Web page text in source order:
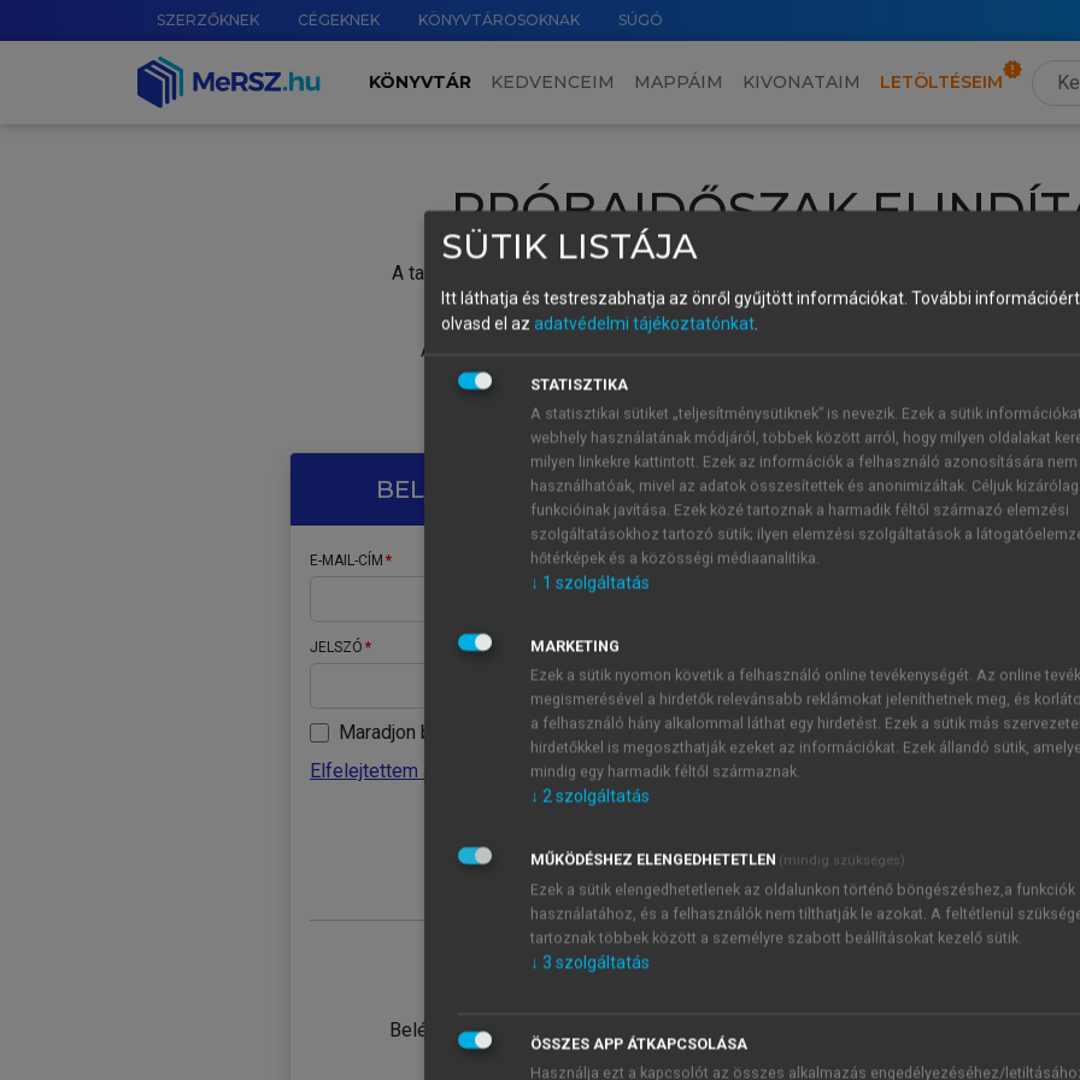
SZERZŐKNEK CÉGEKNEK KÖNYVTÁROSOKNAK SÚGÓ
KÖNYVTÁR KEDVENCEIM MAPPÁIM KIVONATAIM LETÖLTÉSEIM
PRÓBAIDŐSZAK
A tartalom megtekintéséhez lépj be a saját fiókoddal, iskolai azonosítóddal vagy
Új felhasználóként1 óra díjmentes hozzáférésrevagy
A próbaidőszak elindításához,
vagy hozz
A regisztráció után a
BELÉPÉS SAJÁT FIÓKKAL
E-MAIL-CÍM
JELSZÓ
Maradjon belépve
Elfelejtettem a jelszavamat
Belépés intézményi azonosítóval
ÚJ FIÓK
1 óra
JELSZÓ
Kérek értesítést a MeRSZ
Kérek értesítést az
SÜTIK LISTÁJA
Itt láthatja és testreszabhatja az önről gyűjtött információkat. További
olvasd el az adatvédelmi tájékoztatónkat.
STATISZTIKA
A statisztikai sütiket „teljesítménysütiknek” is nevezik. Ezek a sütik
webhely használatának módjáról, többek között arról, hogy milyen oldalakat
milyen linkekre kattintott. Ezek az információk a felhasználó azonosítására nem
használhatóak, mivel az adatok összesítettek és anonimizáltak. Céljuk
funkcióinak javítása. Ezek közé tartoznak a harmadik féltől származó elemzési
szolgáltatásokhoz tartozó sütik; ilyen elemzési szolgáltatások a
hőtérképek és a közösségi médiaanalitika.
↓ 1 szolgáltatás
MARKETING
Ezek a sütik nyomon követik a felhasználó online tevékenységét. Az online
megismerésével a hirdetők relevánsabb reklámokat jeleníthetnek meg, és
a felhasználó hány alkalommal láthat egy hirdetést. Ezek a sütik más
hirdetőkkel is megoszthatják ezeket az információkat. Ezek állandó sütik,
mindig egy harmadik féltől származnak.
↓ 2szolgáltatás
MŰKÖDÉSHEZ ELENGEDHETETLEN (mindig szükséges)
Ezek a sütik elengedhetetlenek az oldalunkon történő böngészéshez,a funkciók
használatához, és a felhasználók nem tilthatják le azokat. A feltétlenül
tartoznak többek között a személyre szabott beállításokat kezelő sütik.
↓ 3 szolgáltatás
ÖSSZES APP ÁTKAPCSOLÁSA
Használja ezt a kapcsolót az összes alkalmazás engedélyezéséhez/